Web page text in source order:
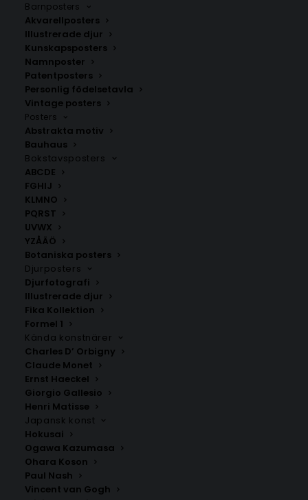
Barnposters
Akvarellposters
Illustrerade djur
Kunskapsposters
Namnposter
Patentposters
Personlig födelsetavla
Vintage posters
Posters
Abstrakta motiv
Bauhaus
Bokstavsposters
ABCDE
FGHIJ
KLMNO
PQRST
UVWX
YZÅÄÖ
Botaniska posters
Djurposters
Djurfotografi
Illustrerade djur
Fika Kollektion
Formel 1
Kända konstnärer
Charles D’ Orbigny
Claude Monet
Ernst Haeckel
Giorgio Gallesio
Henri Matisse
Japansk konst
Hokusai
Ogawa Kazumasa
Ohara Koson
Paul Nash
Vincent van Gogh
Handritad karta över Strömsbruk i
Välj mellan fyra olika storlekar: 50×70 cm, 40×50 cm,
30×40 cm och 21×30 cm.
Gävleborgs län,Nordanstigs kommun
ANDRA KÖPTE ÄVEN
Hofors
Fr.200.00